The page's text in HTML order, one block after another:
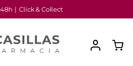
| Click & Collect